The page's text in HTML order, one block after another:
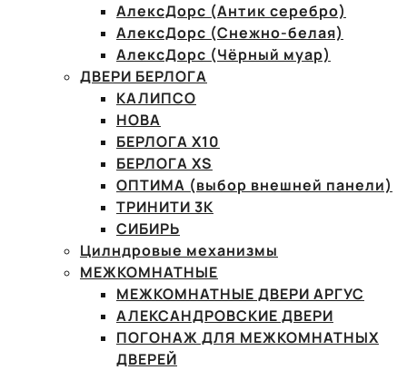
АлексДорс (Антик серебро)
АлексДорс (Снежно-белая)
АлексДорс (Чёрный муар)
ДВЕРИ БЕРЛОГА
КАЛИПСО
НОВА
БЕРЛОГА Х10
БЕРЛОГА XS
ОПТИМА (выбор внешней панели)
ТРИНИТИ 3К
СИБИРЬ
Цилндровые механизмы
МЕЖКОМНАТНЫЕ
МЕЖКОМНАТНЫЕ ДВЕРИ АРГУС
АЛЕКСАНДРОВСКИЕ ДВЕРИ
ПОГОНАЖ ДЛЯ МЕЖКОМНАТНЫХ
ДВЕРЕЙ